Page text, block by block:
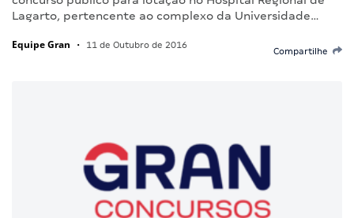
Lagarto, pertencente ao complexo da Universidade…
Equipe Gran • 11 de Outubro de 2016
Compartilhe